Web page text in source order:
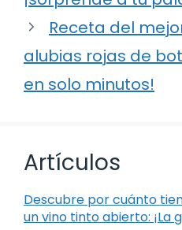
Receta del
alubias rojas de
en solo minutos!
Artículos
Descubre por cuánto
un vino tinto abierto: ¡La